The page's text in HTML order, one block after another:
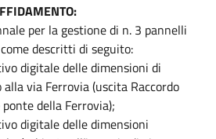
per la gestione di n. 3 pannelli
descritti di seguito:
digitale delle dimensioni di
via Ferrovia (uscita Raccordo
della Ferrovia);
digitale delle dimensioni